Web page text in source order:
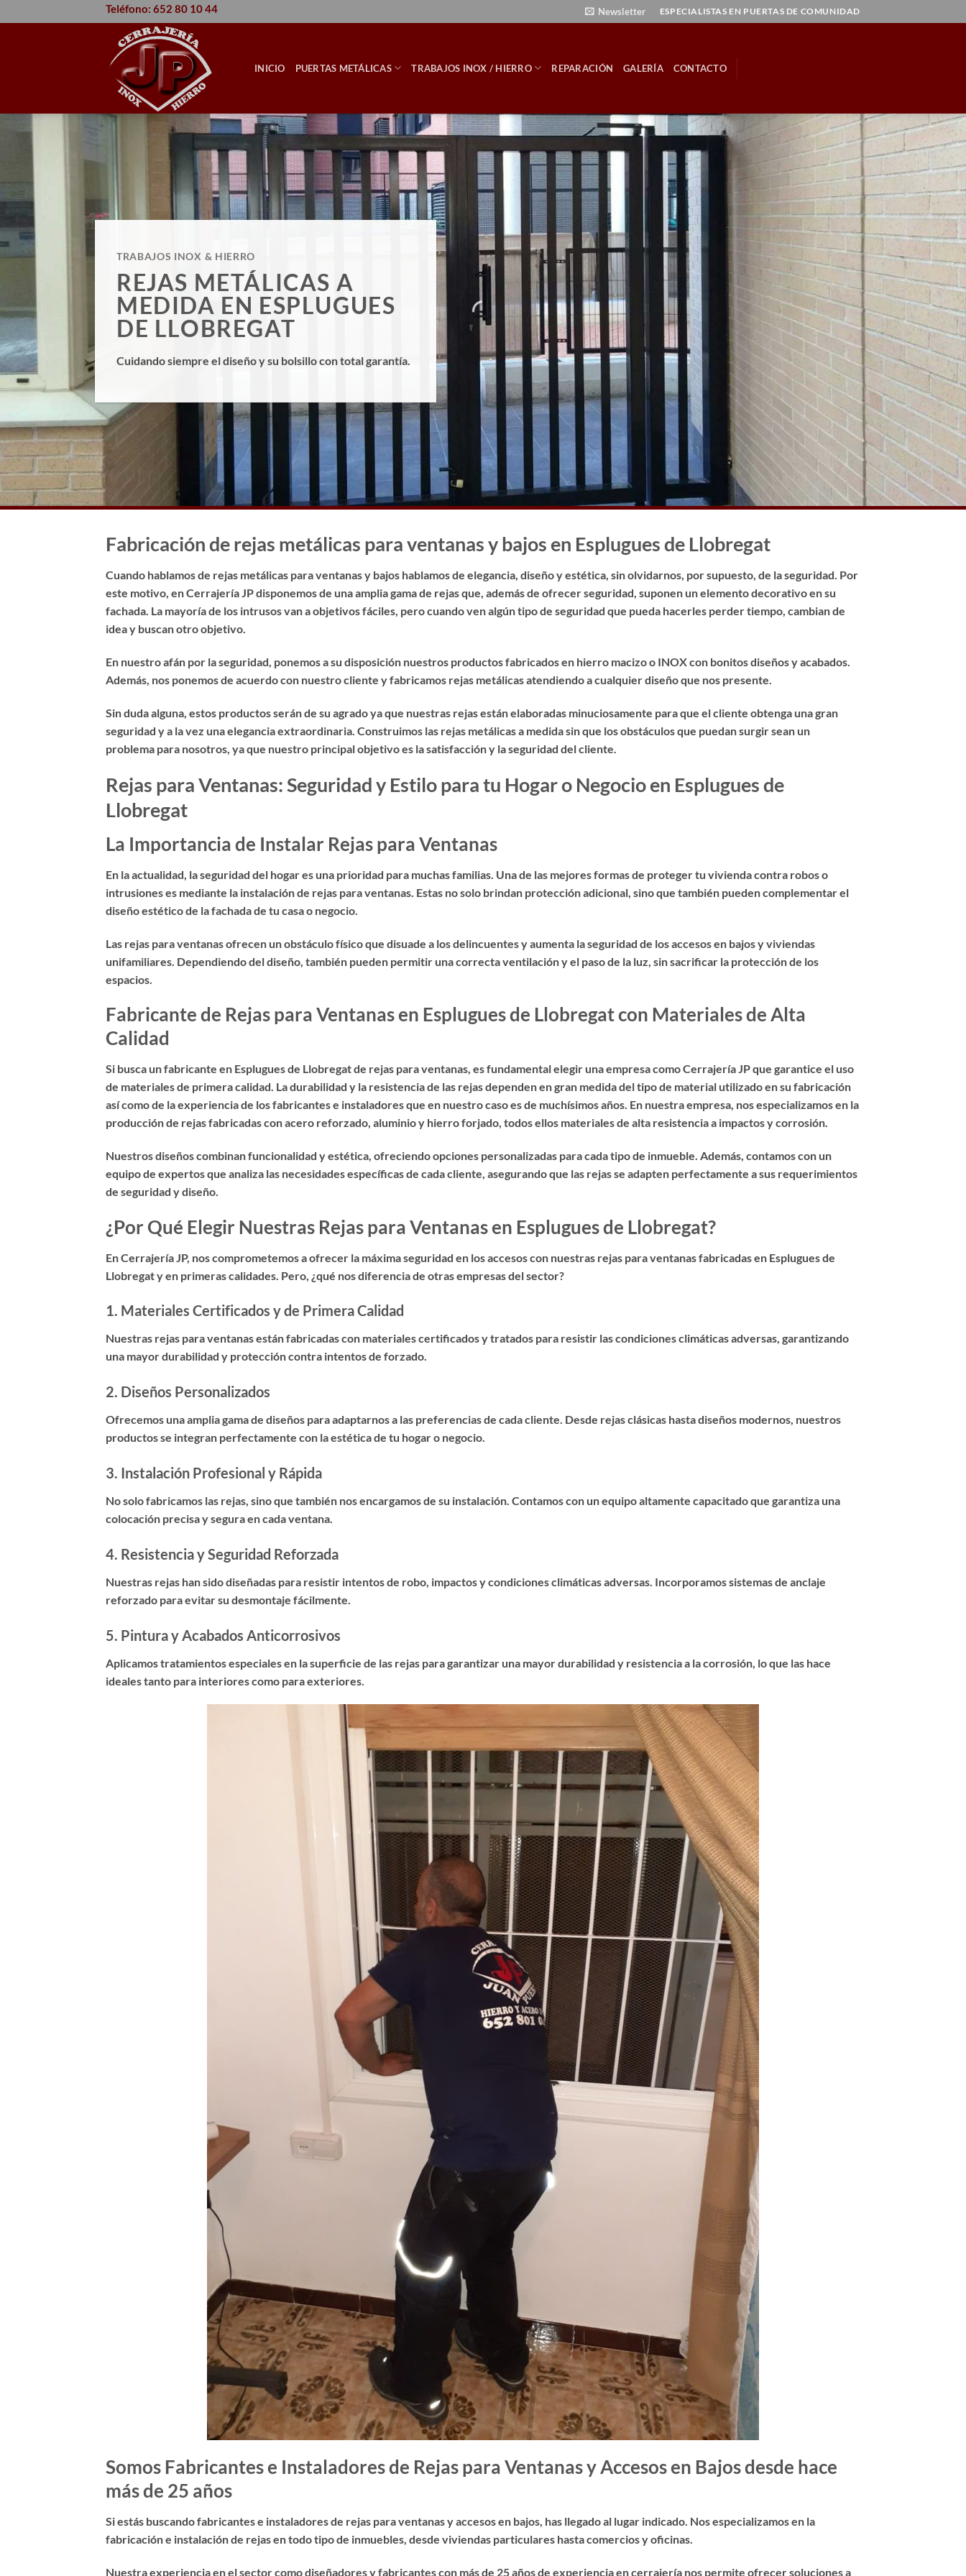
al
Teléfono: 652 80 10 44 Newsletter ESPECIALISTAS EN PUERTAS DE COMUNIDAD
INICIO PUERTAS METÁLICAS TRABAJOS INOX / HIERRO REPARACIÓN GALERÍA CONTACTO
TRABAJOS INOX & HIERRO
REJAS METÁLICAS A
MEDIDA EN ESPLUGUES
DE LLOBREGAT
Cuidando siempre el diseño y su bolsillo con total garantía.
Fabricación de rejas metálicas para ventanas y bajos en Esplugues de Llobregat
Cuando hablamos de rejas metálicas para ventanas y bajos hablamos de elegancia, diseño y estética, sin olvidarnos, por supuesto, de la seguridad. Por
este motivo, en Cerrajería JP disponemos de una amplia gama de rejas que, además de ofrecer seguridad, suponen un elemento decorativo en su
fachada. La mayoría de los intrusos van a objetivos fáciles, pero cuando ven algún tipo de seguridad que pueda hacerles perder tiempo, cambian de
idea y buscan otro objetivo.
En nuestro afán por la seguridad, ponemos a su disposición nuestros productos fabricados en hierro macizo o INOX con bonitos diseños y acabados.
Además, nos ponemos de acuerdo con nuestro cliente y fabricamos rejas metálicas atendiendo a cualquier diseño que nos presente.
Sin duda alguna, estos productos serán de su agrado ya que nuestras rejas están elaboradas minuciosamente para que el cliente obtenga una gran
seguridad y a la vez una elegancia extraordinaria. Construimos las rejas metálicas a medida sin que los obstáculos que puedan surgir sean un
problema para nosotros, ya que nuestro principal objetivo es la satisfacción y la seguridad del cliente.
Rejas para Ventanas: Seguridad y Estilo para tu Hogar o Negocio en Esplugues de
Llobregat
La Importancia de Instalar Rejas para Ventanas
En la actualidad, la seguridad del hogar es una prioridad para muchas familias. Una de las mejores formas de proteger tu vivienda contra robos o
intrusiones es mediante la instalación de rejas para ventanas. Estas no solo brindan protección adicional, sino que también pueden complementar el
diseño estético de la fachada de tu casa o negocio.
Las rejas para ventanas ofrecen un obstáculo físico que disuade a los delincuentes y aumenta la seguridad de los accesos en bajos y viviendas
unifamiliares. Dependiendo del diseño, también pueden permitir una correcta ventilación y el paso de la luz, sin sacrificar la protección de los
espacios.
Fabricante de Rejas para Ventanas en Esplugues de Llobregat con Materiales de Alta
Calidad
Si busca unfabricante en Esplugues de Llobregat de rejas para ventanas, es fundamental elegir una empresa como Cerrajería JP que garantice el uso
de materiales de primera calidad. La durabilidad y la resistencia de las rejas dependen en gran medida del tipo de material utilizado en su fabricación
así como de la experiencia de los fabricantes e instaladores que en nuestro caso es de muchísimos años. En nuestra empresa, nos especializamos en la
producción de rejas fabricadas con acero reforzado, aluminio y hierro forjado, todos ellos materiales de alta resistencia a impactos y corrosión.
Nuestros diseños combinan funcionalidad y estética, ofreciendo opciones personalizadas para cada tipo de inmueble. Además, contamos con un
equipo de expertos que analiza las necesidades específicas de cada cliente, asegurando que las rejas se adapten perfectamente a sus requerimientos
de seguridad y diseño.
¿Por Qué Elegir Nuestras Rejas para Ventanas en Esplugues de Llobregat?
En Cerrajería JP, nos comprometemos a ofrecer la máxima seguridad en los accesos con nuestras rejas para ventanas fabricadas en Esplugues de
Llobregat y en primeras calidades . Pero, ¿qué nos diferencia de otras empresas del sector?
1. Materiales Certificados y de Primera Calidad
Nuestras rejas para ventanas están fabricadas con materiales certificados y tratados para resistir las condiciones climáticas adversas, garantizando
una mayor durabilidad y protección contra intentos de forzado.
2. Diseños Personalizados
Ofrecemos una amplia gama de diseños para adaptarnos a las preferencias de cada cliente. Desde rejas clásicas hasta diseños modernos, nuestros
productos se integran perfectamente con la estética de tu hogar o negocio.
3. Instalación Profesional y Rápida
No solo fabricamos las rejas, sino que también nos encargamos de su instalación. Contamos con un equipo altamente capacitado que garantiza una
colocación precisa y segura en cada ventana.
4. Resistencia y Seguridad Reforzada
Nuestras rejas han sido diseñadas para resistir intentos de robo, impactos y condiciones climáticas adversas. Incorporamos sistemas de anclaje
reforzado para evitar su desmontaje fácilmente.
5. Pintura y Acabados Anticorrosivos
Aplicamos tratamientos especiales en la superficie de las rejas para garantizar una mayor durabilidad y resistencia a la corrosión, lo que las hace
ideales tanto para interiores como para exteriores.
Somos Fabricantes e Instaladores de Rejas para Ventanas y Accesos en Bajos desde hace
más de 25 años
Si estás buscandofabricantes e instaladores de rejas para ventanas y accesos en bajos, has llegado al lugar indicado. Nos especializamos en la
fabricación e instalación de rejas en todo tipo de inmuebles, desde viviendas particulares hasta comercios y oficinas.
Nuestra experiencia en el sector como diseñadores y fabricantes con más de 25 años de experiencia en cerrajería nos permite ofrecer soluciones a